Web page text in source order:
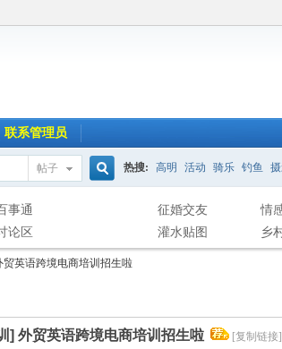
联系管理员
帖子
索
热搜: 高明 活动 骑乐 钓鱼
事通
论区
征婚交友
情
灌水贴图
乡
贸英语跨境电商培训招生啦
] 外贸英语跨境电商培训招生啦 [复制链接]